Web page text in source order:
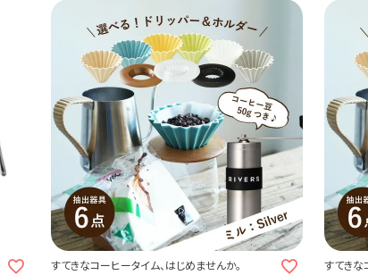
すてきなコーヒータイム、はじめませんか。 すてきな